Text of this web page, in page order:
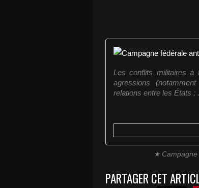
Les conflits militaires à
agressions
relations entre les États ;
★ Campagne
PARTAGER CET